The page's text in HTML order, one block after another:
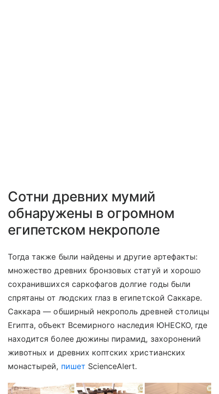
Сотни древних мумий
обнаружены в огромном
египетском некрополе
Тогда также были найдены и другие артефакты:
множество древних бронзовых статуй и хорошо
сохранившихся саркофагов долгие годы были
спрятаны от людских глаз в египетской Саккаре.
Саккара — обширный некрополь древней столицы
Египта, объект Всемирного наследия ЮНЕСКО, где
находится более дюжины пирамид, захоронений
животных и древних коптских христианских
монастырей, пишет ScienceAlert.